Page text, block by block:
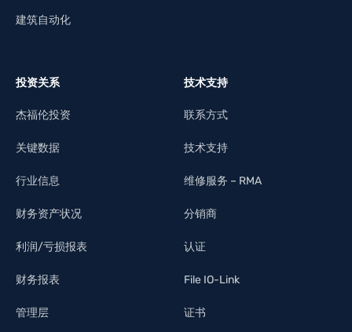
建筑自动化
投资关系
杰福伦投资
关键数据
行业信息
财务资产状况
利润/亏损报表
财务报表
管理层
技术支持
联系方式
技术支持
维修服务 – RMA
分销商
认证
File IO-Link
证书